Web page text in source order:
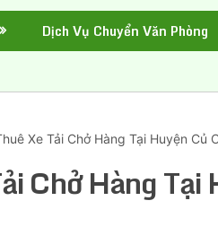
Dịch Vụ Chuyển Văn Phòng
Xe Tải Chở Hàng Tại Huyện Củ
Chở Hàng Tại